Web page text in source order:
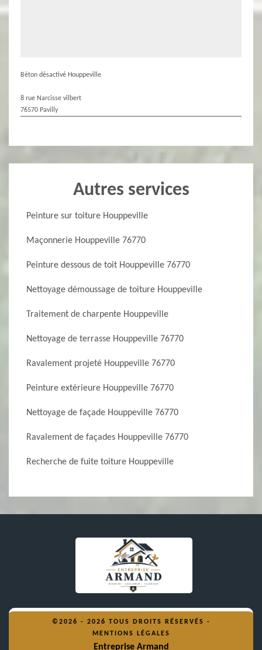
Béton désactivé Houppeville
8 rue Narcisse vilbert
76570 Pavilly
Autres services
Peinture sur toiture Houppeville
Maçonnerie Houppeville 76770
Peinture dessous de toit Houppeville 76770
Nettoyage démoussage de toiture Houppeville
Traitement de charpente Houppeville
Nettoyage de terrasse Houppeville 76770
Ravalement projeté Houppeville 76770
Peinture extérieure Houppeville 76770
Nettoyage de façade Houppeville 76770
Ravalement de façades Houppeville 76770
Recherche de fuite toiture Houppeville
©2026 - 2026 TOUS DROITS RÉSERVÉS -
MENTIONS LÉGALES
Entreprise Armand